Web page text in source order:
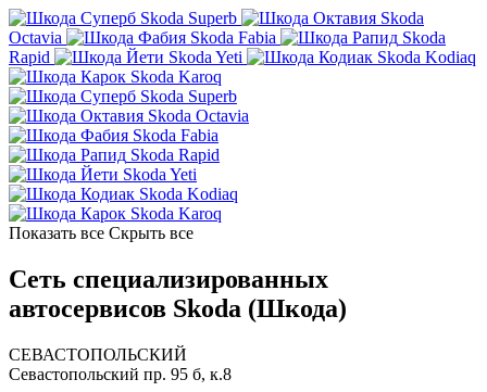
Skoda Superb
Skoda
Octavia
Skoda Fabia
Skoda
Rapid
Skoda Yeti
Skoda Kodiaq
Skoda Karoq
Skoda Superb
Skoda Octavia
Skoda Fabia
Skoda Rapid
Skoda Yeti
Skoda Kodiaq
Skoda Karoq
Показать все Скрыть все
Сеть специализированных
автосервисов Skoda (Шкода)
СЕВАСТОПОЛЬСКИЙ
Севастопольский пр. 95 б, к.8